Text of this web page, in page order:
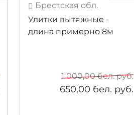
Брестская обл.
Улитки вытяжные -
длина примерно 8м
1 000,00бел. руб.
650,00 бел. руб.